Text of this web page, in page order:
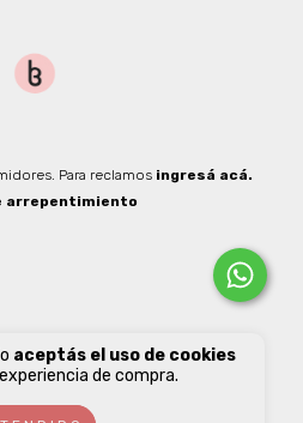
aceptás el uso de cookies
de compra.
Para reclamos ingresá acá.
arrepentimiento